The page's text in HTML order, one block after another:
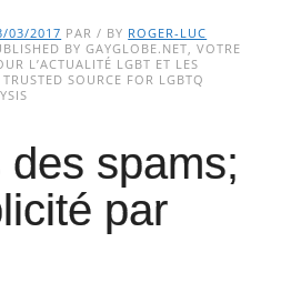
03/2017 PAR / BY ROGER-LUC
BY GAYGLOBE.NET, VOTRE
L’ACTUALITÉ LGBT ET LES
SOURCE FOR LGBTQ
des spams;
par